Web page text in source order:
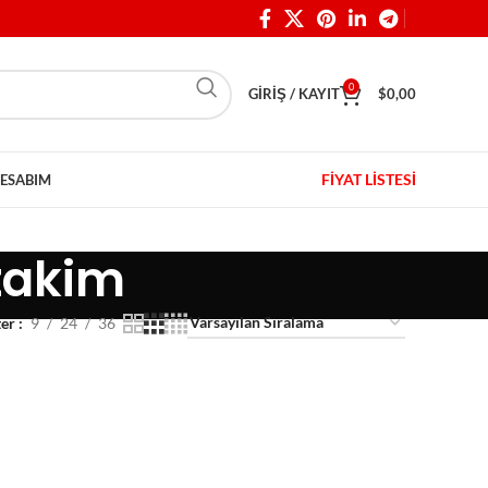
GIRIŞ / KAYIT 0 $0,00
FİYAT LİSTESİ
9 24 36